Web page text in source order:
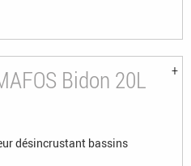
Bidon 20L
désincrustant bassins